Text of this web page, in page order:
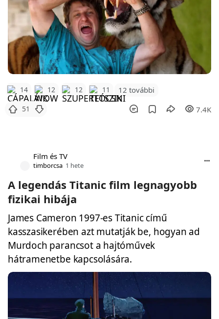
14 12 12 11 12 további
51 7.4K
Film és TV
timborcsa 1 hete
A legendás Titanic film legnagyobb
fizikai hibája
James Cameron 1997-es Titanic című
kasszasikerében azt mutatják be, hogyan ad
Murdoch parancsot a hajtóművek
hátramenetbe kapcsolására.